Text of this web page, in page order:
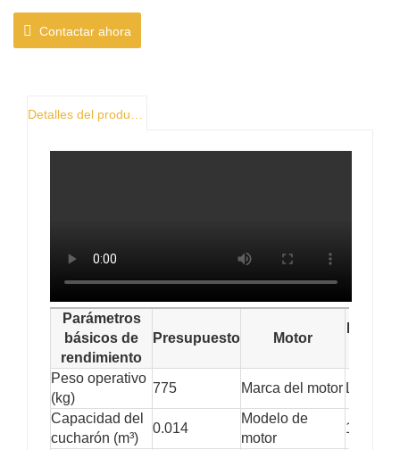
Contactar ahora
Parámetros
básicos de
rendimiento
Presupuesto Motor
Peso operativo
(kg)
775 Marca del motor Li Gong
Capacidad del
cucharón (m³)
0.014
Modelo de
motor
192F